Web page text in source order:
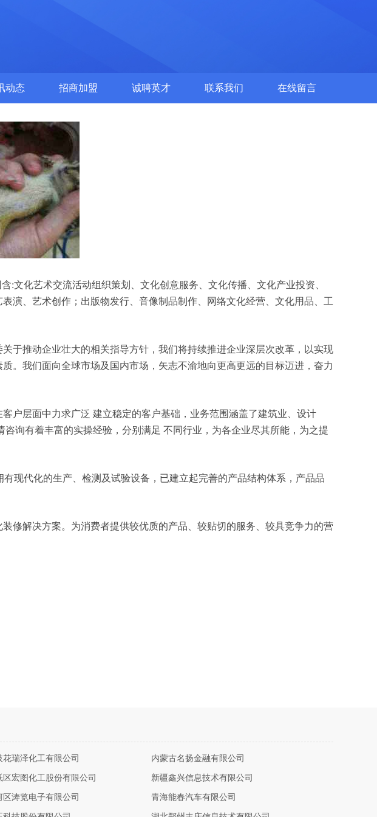
动态 招商加盟 诚聘英才 联系我们 在线留言
:文化艺术交流活动组织策划、文化创意服务、文化传播、文化产业投资、
演、艺术创作；出版物发行、音像制品制作、网络文化经营、文化用品、工
于推动企业壮大的相关指导方针，我们将持续推进企业深层次改革，以实现
。我们面向全球市场及国内市场，矢志不渝地向更高更远的目标迈进，奋力
户层面中力求广泛 建立稳定的客户基础，业务范围涵盖了建筑业、设计
询有着丰富的实操经验，分别满足 不同行业，为各企业尽其所能，为之提
现代化的生产、检测及试验设备，已建立起完善的产品结构体系，产品品
修解决方案。为消费者提供较优质的产品、较贴切的服务、较具竞争力的营
花瑞泽化工有限公司 内蒙古名扬金融有限公司
区宏图化工股份有限公司 新疆鑫兴信息技术有限公司
区涛览电子有限公司 青海能春汽车有限公司